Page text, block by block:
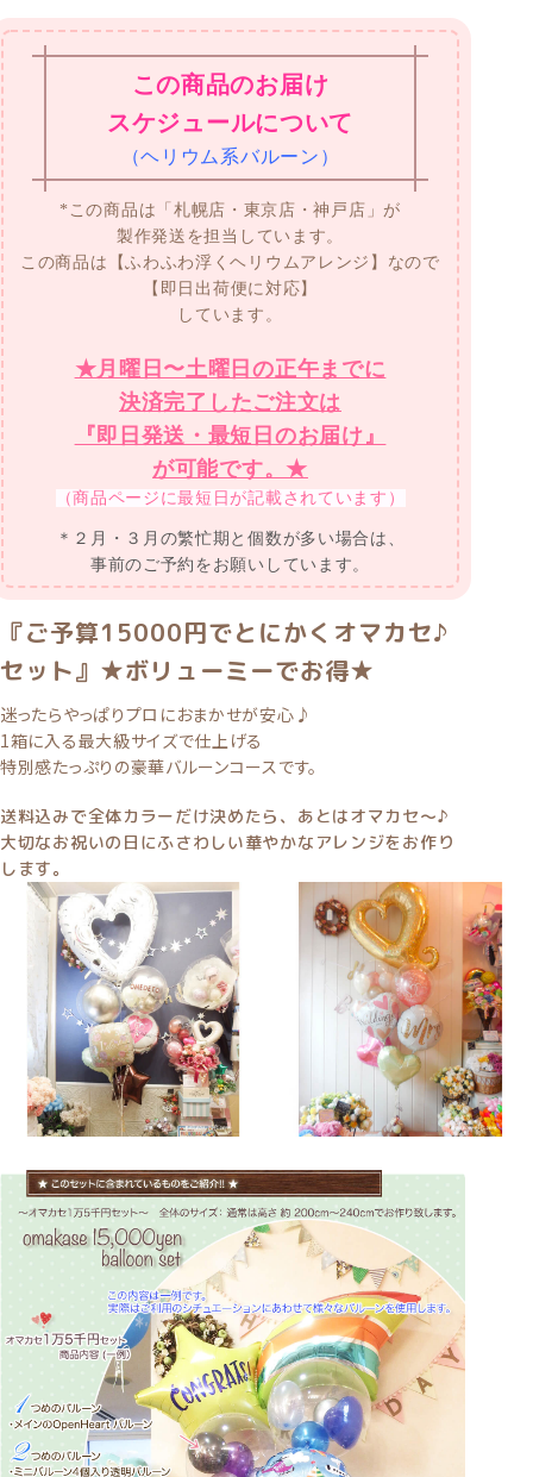
この商品のお届け
スケジュールについて
（ヘリウム系バルーン）
*この商品は「札幌店・東京店・神戸店」が
製作発送を担当しています。
この商品は【ふわふわ浮くヘリウムアレンジ】なので
【即日出荷便に対応】
しています。
★月曜日〜土曜日の正午までに
決済完了したご注文は
『即日発送・最短日のお届け』
が可能です。★
（商品ページに最短日が記載されています）
＊２月・３月の繁忙期と個数が多い場合は、
事前のご予約をお願いしています。
『ご予算15000円でとにかくオマカセ♪
セット』★ボリューミーでお得★
迷ったらやっぱりプロにおまかせが安心♪
1箱に入る最大級サイズで仕上げる
特別感たっぷりの豪華バルーンコースです。
送料込みで全体カラーだけ決めたら、あとはオマカセ〜♪
大切なお祝いの日にふさわしい華やかなアレンジをお作り
します。